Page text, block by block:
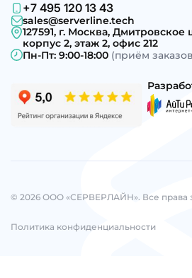
+7 495 120 13 43
sales@serverline.tech
127591, г. Москва, Дмитровское
корпус 2, этаж 2, офис 212
Пн-Пт: 9:00-18:00 (приём
© 2026 ООО «СЕРВЕРЛАЙН». Все
Политика конфиденциальности